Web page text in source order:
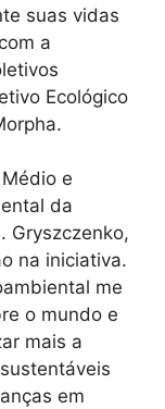
suas vidas
a
Ecológico
e
da
Gryszczenko,
na iniciativa.
me
o mundo e
mais a
em